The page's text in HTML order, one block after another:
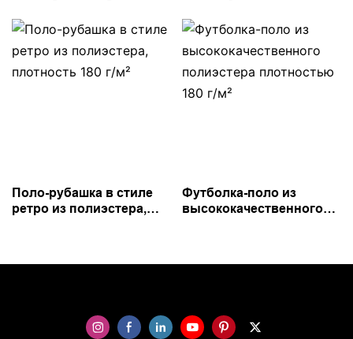
Поло-рубашка в стиле
ретро из полиэстера,
Футболка-поло из
высококачественного